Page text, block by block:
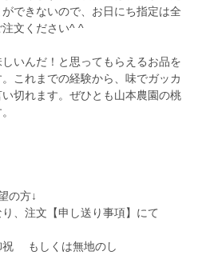
できないので、お日にち指定は全
文ください^ ^
いんだ！と思ってもらえるお品を
これまでの経験から、味でガッカ
切れます。ぜひとも山本農園の桃
の方↓
、注文【申し送り事項】にて
もしくは無地のし